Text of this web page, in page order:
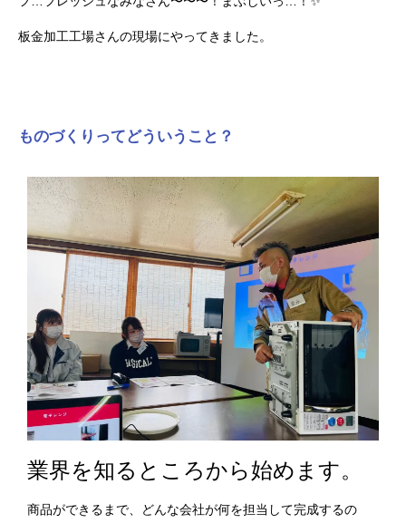
板金加工工場さんの現場にやってきました。
ものづくりってどういうこと？
業界を知るところから始めます。
商品ができるまで、どんな会社が何を担当して完成するの